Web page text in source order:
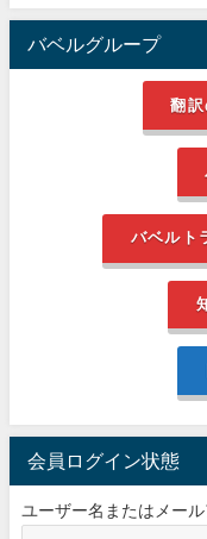
バベルグループ
翻
バベルト
会員ログイン状態
ユーザー名またはメール